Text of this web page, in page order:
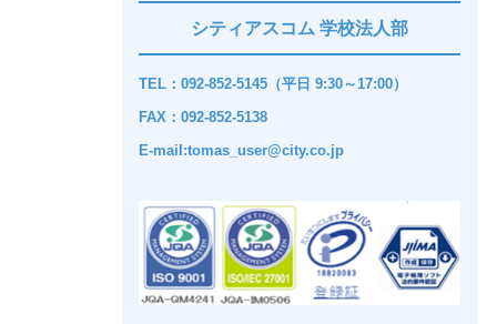
シティアスコム 学校法人部
TEL：092-852-5145（平日 9:30～17:00）
FAX：092-852-5138
E-mail:tomas_user@city.co.jp